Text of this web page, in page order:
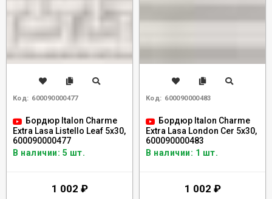
Код: 600090000477
Бордюр Italon Charme
Extra Lasa Listello Leaf 5x30,
600090000477
В наличии: 5 шт.
1 002 ₽
Код: 600090000483
Бордюр Italon Charme
Extra Lasa London Cer 5x30,
600090000483
В наличии: 1 шт.
1 002 ₽